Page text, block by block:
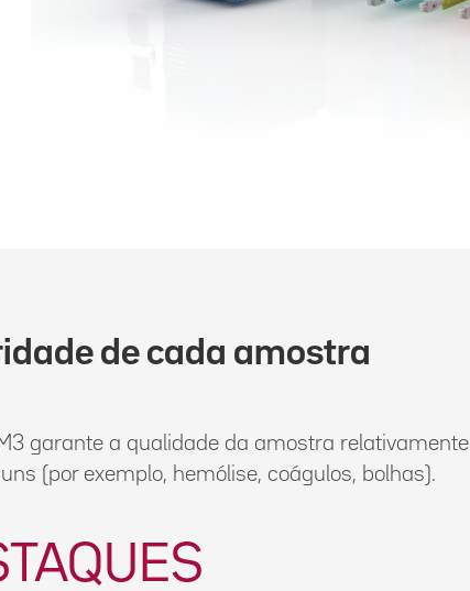
de cada amostra
garante a qualidade da amostra relativamente
(por exemplo, hemólise, coágulos, bolhas).